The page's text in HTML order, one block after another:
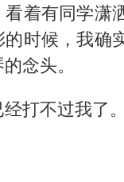
着有同学潇
时候，我确
念头。
打不过我了。